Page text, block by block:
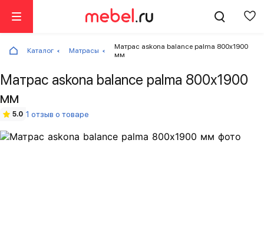
Каталог Матрасы
Матрас askona balance palma 800х1900
мм
Матрас askona balance palma 800х1900
мм
5.0 1 отзыв о товаре